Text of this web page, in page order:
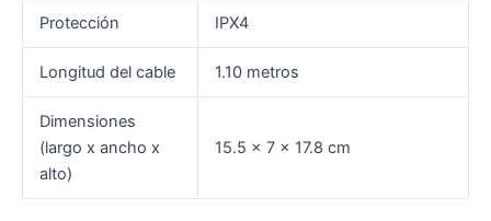
Protección IPX4
Longitud del cable 1.10 metros
Dimensiones
(largo x ancho x
alto)
15.5 x 7 x 17.8 cm